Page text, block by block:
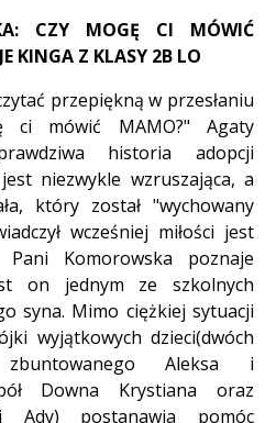
CZY MOGĘ CI MÓWIĆ
KINGA Z KLASY 2B LO
przepiękną w przesłaniu
ci mówić MAMO?" Agaty
historia adopcji
niezwykle wzruszająca, a
który został "wychowany
wcześniej miłości jest
Pani Komorowska poznaje
on jednym ze szkolnych
syna. Mimo ciężkiej sytuacji
wyjątkowych dzieci(dwóch
Aleksa i
Downa Krystiana oraz
Ady) postanawia pomóc